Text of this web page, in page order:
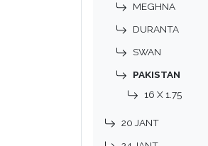
MEGHNA
DURANTA
SWAN
PAKISTAN
16 X 1.75
20 JANT